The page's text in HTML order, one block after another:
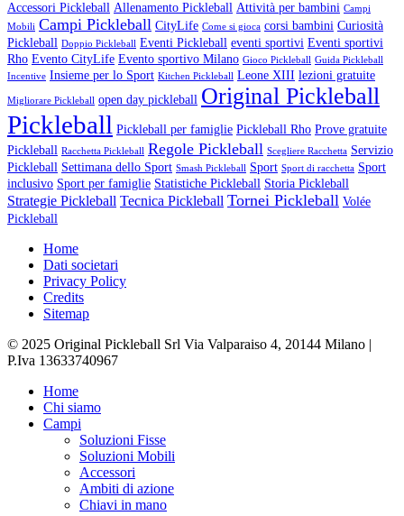
Accessori Pickleball Allenamento Pickleball Attività per bambini Campi
Mobili Campi Pickleball CityLife Come si gioca corsi bambini Curiosità
Pickleball Doppio Pickleball Eventi Pickleball eventi sportivi Eventi sportivi
Rho Evento CityLife Evento sportivo Milano Gioco Pickleball Guida Pickleball
Incentive Insieme per lo Sport Kitchen Pickleball Leone XIII lezioni gratuite
Migliorare Pickleball open day pickleball Original Pickleball
Pickleball Pickleball per famiglie Pickleball Rho Prove gratuite
Pickleball Racchetta Pickleball Regole Pickleball Scegliere Racchetta Servizio
Pickleball Settimana dello Sport Smash Pickleball Sport Sport di racchetta Sport
inclusivo Sport per famiglie Statistiche Pickleball Storia Pickleball
Strategie Pickleball Tecnica Pickleball Tornei Pickleball Volée
Pickleball
Home
Dati societari
Privacy Policy
Credits
Sitemap
© 2025 Original Pickleball Srl Via Valparaiso 4, 20144 Milano |
P.Iva 13633740967
Close
Menu
Home
Chi siamo
Campi
Soluzioni Fisse
Soluzioni Mobili
Accessori
Ambiti di azione
Chiavi in mano